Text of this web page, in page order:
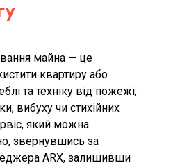
якщо
та максимальний
суми визначені
продукту
та максимальний
премії та/або
тарифу
майна — це
квартиру або
та техніку від пожежі,
вибуху чи стихійних
який можна
звернувшись за
ARX, залишивши